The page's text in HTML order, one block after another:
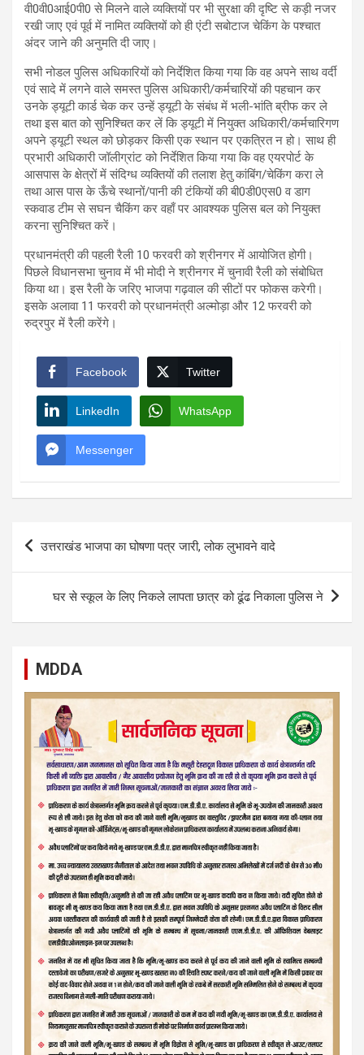
वी0वी0आई0पी0 से मिलने वाले व्यक्तियों पर भी सुरक्षा की दृष्टि से कड़ी नजर
रखी जाए एवं पूर्व में नामित व्यक्तियों को ही एंटी सबोटाज चेकिंग के पश्चात
अंदर जाने की अनुमति दी जाए।
सभी नोडल पुलिस अधिकारियों को निर्देशित किया गया कि वह अपने साथ वर्दी
एवं सादे में लगने वाले समस्त पुलिस अधिकारी/कर्मचारियों की पहचान कर
उनके ड्यूटी कार्ड चेक कर उन्हें ड्यूटी के संबंध में भली-भांति ब्रीफ कर ले
तथा इस बात को सुनिश्चित कर लें कि ड्यूटी में नियुक्त अधिकारी/कर्मचारिगण
अपने ड्यूटी स्थल को छोड़कर किसी एक स्थान पर एकत्रित न हो। साथ ही
प्रभारी अधिकारी जॉलीग्रांट को निर्देशित किया गया कि वह एयरपोर्ट के
आसपास के क्षेत्रों में संदिग्ध व्यक्तियों की तलाश हेतु कांबिंग/चेकिंग करा ले
तथा आस पास के ऊँचे स्थानों/पानी की टंकियों की बी0डी0एस0 व डाग
स्कवाड टीम से सघन चैकिंग कर वहाँ पर आवश्यक पुलिस बल को नियुक्त
करना सुनिश्चित करें।
प्रधानमंत्री की पहली रैली 10 फरवरी को श्रीनगर में आयोजित होगी।
पिछले विधानसभा चुनाव में भी मोदी ने श्रीनगर में चुनावी रैली को संबोधित
किया था। इस रैली के जरिए भाजपा गढ़वाल की सीटों पर फोकस करेगी।
इसके अलावा 11 फरवरी को प्रधानमंत्री अल्मोड़ा और 12 फरवरी को
रुद्रपुर में रैली करेंगे।
Facebook Twitter
LinkedIn WhatsApp
Messenger
Post
उत्तराखंड भाजपा का घोषणा पत्र जारी, लोक लुभावने वादे
घर से स्कूल के लिए निकले लापता छात्र को ढूंढ निकाला पुलिस ने
MDDA